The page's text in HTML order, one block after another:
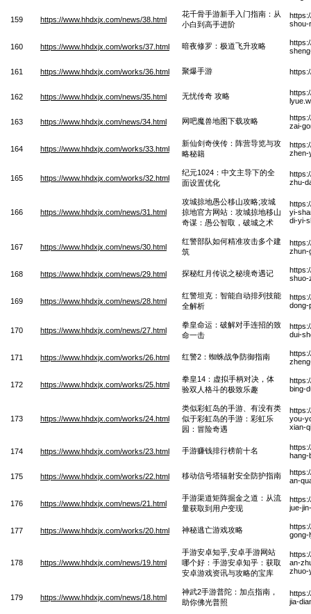
159 https://www.hhdxjx.com/news/38.html
花千骨手游新手入门指南：从
小白到高手进阶
shou-
160 https://www.hhdxjx.com/works/37.html 暗夜修罗：极道飞升攻略
161 https://www.hhdxjx.com/works/36.html 聚爆手游
162 https://www.hhdxjx.com/news/35.html 无忧传奇 攻略
163 https://www.hhdxjx.com/news/34.html 网吧魔兽地图下载攻略
zai-
164 https://www.hhdxjx.com/works/33.html
新仙剑奇侠传：阵营导览与攻
略秘籍
zhen-
165 https://www.hhdxjx.com/works/32.html
纪元1024：中文主导下的全
面设置优化
zhu-
166 https://www.hhdxjx.com/news/31.html
攻城掠地愚公移山攻略;攻城
掠地官方网站：攻城掠地移山
奇谋：愚公智取，破城之术
yi-
di-yi-
167 https://www.hhdxjx.com/news/30.html
红警部队如何精准攻击多个建
筑
zhun-
168 https://www.hhdxjx.com/news/29.html 探秘红月传说之秘境奇遇记
shuo-
169 https://www.hhdxjx.com/news/28.html
红警坦克：智能自动排列技能
全解析
dong-
170 https://www.hhdxjx.com/news/27.html
拳皇命运：破解对手连招的致
命一击
dui-
171 https://www.hhdxjx.com/works/26.html 红警2：蜘蛛战争防御指南
172 https://www.hhdxjx.com/works/25.html
拳皇14：虚拟手柄对决，体
验双人格斗的极致乐趣
bing-
173 https://www.hhdxjx.com/works/24.html
类似彩虹岛的手游、有没有类
似于彩虹岛的手游：彩虹乐
园：冒险奇遇
you-
xian-
174 https://www.hhdxjx.com/works/23.html 手游赚钱排行榜前十名
hang-
175 https://www.hhdxjx.com/works/22.html 移动信号塔辐射安全防护指南
an-
176 https://www.hhdxjx.com/news/21.html
手游渠道矩阵掘金之道：从流
量获取到用户变现
jue-
177 https://www.hhdxjx.com/works/20.html 神秘逃亡游戏攻略
gong-
178 https://www.hhdxjx.com/news/19.html
手游安卓知乎,安卓手游网站
哪个好：手游安卓知乎：获取
安卓游戏资讯与攻略的宝库
an-
zhuo-
179 https://www.hhdxjx.com/news/18.html
神武2手游普陀：加点指南，
助你佛光普照
jia-